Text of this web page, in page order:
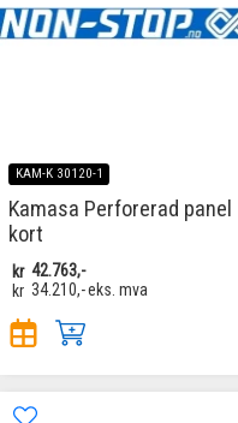
KAM-K 30120-1
Kamasa Perforerad panel
kort
kr 42.763,-
kr 34.210,-eks. mva